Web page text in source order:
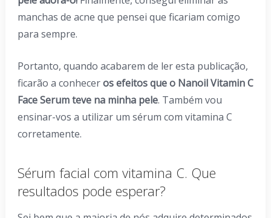
manchas de acne que pensei que ficariam comigo
para sempre.
Portanto, quando acabarem de ler esta publicação,
ficarão a conheceros efeitos que o Nanoil Vitamin C
Face Serum teve na minha pele. Também vou
ensinar-vos a utilizar um sérum com vitamina C
corretamente.
Sérum facial com vitamina C. Que
resultados pode esperar?